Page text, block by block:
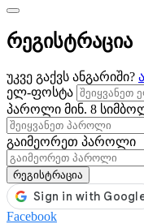
რეგისტრაცია
უკვე გაქვს ანგარიში?
ელ-ფოსტა
პაროლი მინ. 8
გაიმეორეთ პაროლი
რეგისტრაცია
Facebook